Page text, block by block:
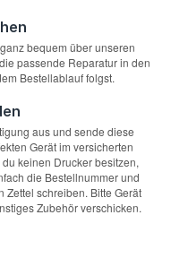
bequem über unseren
passende Reparatur in den
Bestellablauf folgst.
aus und sende diese
Gerät im versicherten
keinen Drucker besitzen,
die Bestellnummer und
Zettel schreiben. Bitte Gerät
Zubehör verschicken.